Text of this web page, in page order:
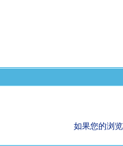
如果您的浏